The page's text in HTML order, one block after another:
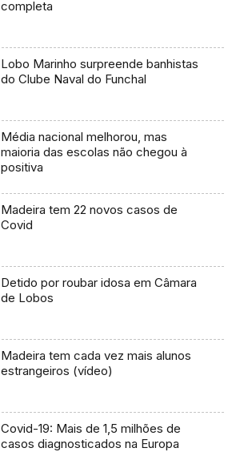
completa
Lobo Marinho surpreende banhistas
do Clube Naval do Funchal
Média nacional melhorou, mas
maioria das escolas não chegou à
positiva
Madeira tem 22 novos casos de
Covid
Detido por roubar idosa em Câmara
de Lobos
Madeira tem cada vez mais alunos
estrangeiros (vídeo)
Covid-19: Mais de 1,5 milhões de
casos diagnosticados na Europa